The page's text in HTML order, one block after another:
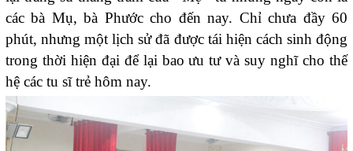
các bà Mụ, bà Phước cho đến nay. Chỉ chưa đầy 60
phút, nhưng một lịch sử đã được tái hiện cách sinh động
trong thời hiện đại để lại bao ưu tư và suy nghĩ cho thế
hệ các tu sĩ trẻ hôm nay.